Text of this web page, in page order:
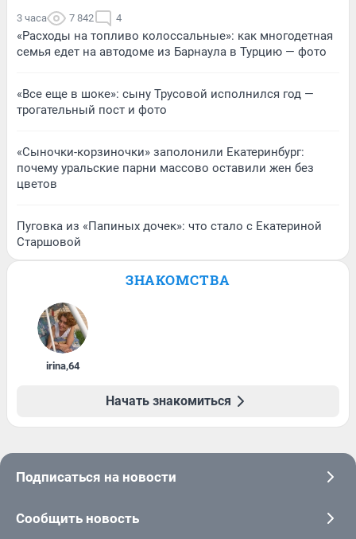
3 часа 7 842 4
«Расходы на топливо колоссальные»: как многодетная
семья едет на автодоме из Барнаула в Турцию — фото
«Все еще в шоке»: сыну Трусовой исполнился год —
трогательный пост и фото
«Сыночки-корзиночки» заполонили Екатеринбург:
почему уральские парни массово оставили жен без
цветов
Пуговка из «Папиных дочек»: что стало с Екатериной
Старшовой
ЗНАКОМСТВА
irina,64
Начать знакомиться
Подписаться на новости
Сообщить новость